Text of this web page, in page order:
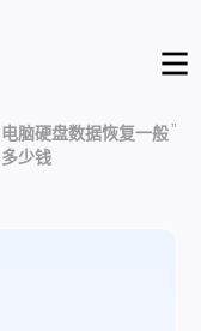
电脑硬盘数据恢复一般
多少钱
”